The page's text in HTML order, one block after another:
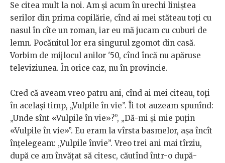
Se citea mult la noi. Am și acum în urechi liniștea
serilor din prima copilărie, cînd ai mei stăteau toți cu
nasul în cîte un roman, iar eu mă jucam cu cuburi de
lemn. Pocănitul lor era singurul zgomot din casă.
Vorbim de mijlocul anilor '50, cînd încă nu apăruse
televiziunea. În orice caz, nu în provincie.
Cred că aveam vreo patru ani, cînd ai mei citeau, toți
în același timp, „Vulpile în vie”. Îi tot auzeam spunînd:
„Unde sînt «Vulpile în vie»?”, „Dă-mi și mie puțin
«Vulpile în vie»”. Eu eram la vîrsta basmelor, așa încît
înțelegeam: „Vulpile învie”. Vreo trei ani mai tîrziu,
după ce am învățat să citesc, căutînd într-o după-